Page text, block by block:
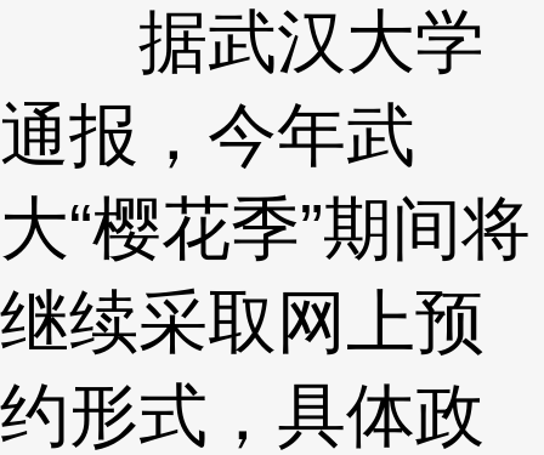
据武汉大学
通报，今年武
大“樱花季”期间将
继续采取网上预
约形式，具体政